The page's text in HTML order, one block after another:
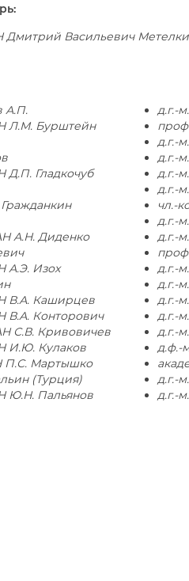
Дмитрий Васильевич
А.П.
Л.М. Бурштейн
Д.П. Гладкочуб
А.Н. Диденко
А.Э. Изох
В.А. Каширцев
В.А. Конторович
С.В. Кривовичев
И.Ю. Кулаков
П.С. Мартышко
(Турция)
Ю.Н. Пальянов
д.г.-
д.г.-
д.г.-
д.г.-
д.г.-
чл.-
д.г.-
д.г.-
д.г.-
д.г.-
д.г.-
д.г.-
д.г.-
д.ф.-
д.г.-
д.г.-